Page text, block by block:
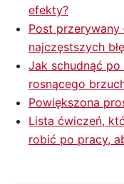
efekty?
Post przerywany
najczęstszych
Jak schudnąć
rosnącego
Powiększona
Lista ćwiczeń,
robić po pracy,